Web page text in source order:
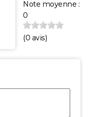
Note moyenne :
0
(0 avis)